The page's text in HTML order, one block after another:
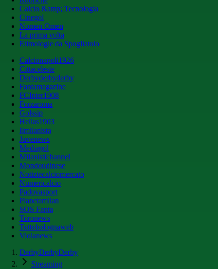
Calcio &amp; Tecnologia
Cinegol
Nomen Omen
La prima volta
Etimologie da Spogliatoio
Calcionapoli1926
Cittaceleste
Derbyderbyderby
Fantamagazine
FCInter1908
Forzaroma
Golssip
Hellas1903
Ilmilanista
Juvenews
Mediagol
Milanistichannel
Mondoudinese
Notiziecalciomercato
Numericalcio
Padovasport
Pianetamilan
SOS Fanta
Toronews
Tuttobolognaweb
Violanews
DerbyDerbyDerby
Streaming